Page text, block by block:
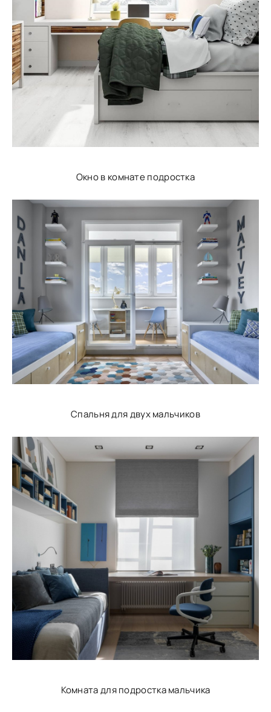
Окно в комнате подростка
Спальня для двух мальчиков
Комната для подростка мальчика